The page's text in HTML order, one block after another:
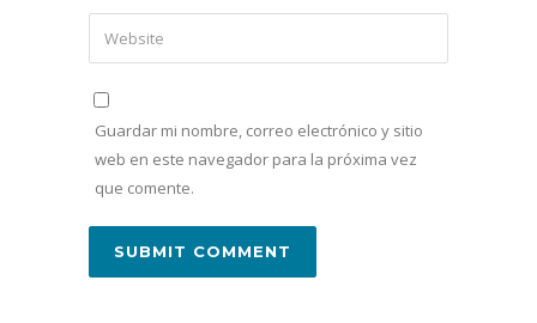
Guardar mi nombre, correo electrónico y sitio
web en este navegador para la próxima vez
que comente.